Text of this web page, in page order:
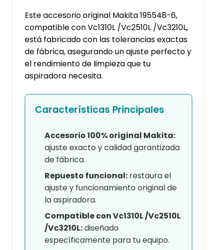
Este accesorio original Makita 195548-6,
compatible con Vc1310L /Vc2510L /Vc3210L,
está fabricado con las tolerancias exactas
de fábrica, asegurando un ajuste perfecto y
el rendimiento de limpieza que tu
aspiradora necesita.
Características Principales
Accesorio 100% original Makita:
ajuste exacto y calidad garantizada
de fábrica.
Repuesto funcional: restaura el
ajuste y funcionamiento original de
la aspiradora.
Compatible con Vc1310L /Vc2510L
/Vc3210L:diseñado
específicamente para tu equipo.